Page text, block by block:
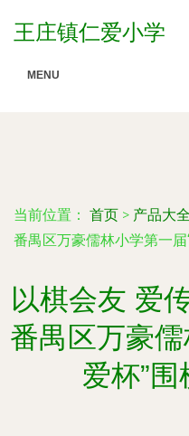
王庄镇仁爱小学
MENU
当前位置： 首页 > 产品大全
番禺区万豪儒林小学第一
以棋会友 爱
番禺区万豪
爱杯”